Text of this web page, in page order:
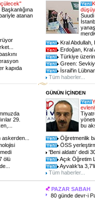
atanan
kapıda
Suudi
Kral Abdullah,
Erdoğan, Kral
Türkiye
Green:
İsrail'in
Tüm haberler...
29.
ölü
GÜNÜN İÇİNDEN
bu
Öğretmenlik
ÖSS
'Beni aldattı' dedi
Açık Öğretim
Ayvalık'ta
Tüm haberler...
PAZAR SABAH
80 günde devr-i